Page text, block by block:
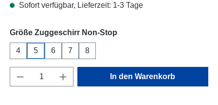
Sofort verfügbar, Lieferzeit: 1-3 Tage
Größe Zuggeschirr Non-Stop
4 5 6 7 8
Produkt Anzahl: Gib den gewünschten
In den Warenkorb